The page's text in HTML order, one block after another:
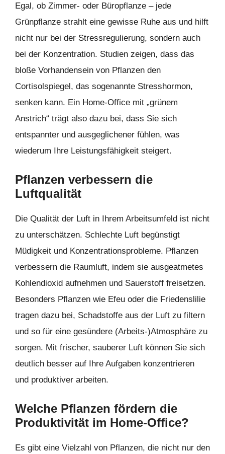
Egal, ob Zimmer- oder Büropflanze – jede
Grünpflanze strahlt eine gewisse Ruhe aus und hilft
nicht nur bei der Stressregulierung, sondern auch
bei der Konzentration. Studien zeigen, dass das
bloße Vorhandensein von Pflanzen den
Cortisolspiegel, das sogenannte Stresshormon,
senken kann. Ein Home-Office mit „grünem
Anstrich“ trägt also dazu bei, dass Sie sich
entspannter und ausgeglichener fühlen, was
wiederum Ihre Leistungsfähigkeit steigert.
Pflanzen verbessern die
Luftqualität
Die Qualität der Luft in Ihrem Arbeitsumfeld ist nicht
zu unterschätzen. Schlechte Luft begünstigt
Müdigkeit und Konzentrationsprobleme. Pflanzen
verbessern die Raumluft, indem sie ausgeatmetes
Kohlendioxid aufnehmen und Sauerstoff freisetzen.
Besonders Pflanzen wie Efeu oder die Friedenslilie
tragen dazu bei, Schadstoffe aus der Luft zu filtern
und so für eine gesündere (Arbeits-)Atmosphäre zu
sorgen. Mit frischer, sauberer Luft können Sie sich
deutlich besser auf Ihre Aufgaben konzentrieren
und produktiver arbeiten.
Welche Pflanzen fördern die
Produktivität im Home-Office?
Es gibt eine Vielzahl von Pflanzen, die nicht nur den